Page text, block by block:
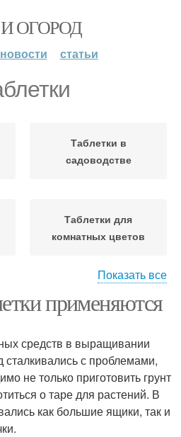
ОГОРОД
новости статьи
Таблетки в
садоводстве
Таблетки для
комнатных цветов
аквариума
Показать все
применяются
средств в выращивании
с проблемами,
не только приготовить грунт
о таре для растений. В
как большие ящики, так и